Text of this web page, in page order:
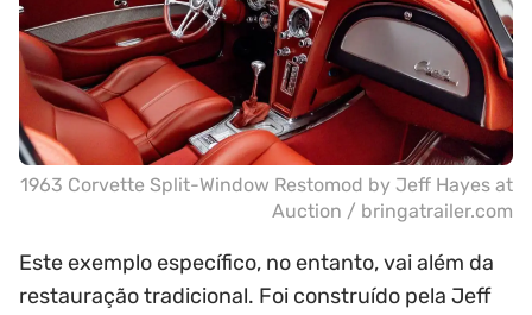
1963 Corvette Split-Window Restomod by Jeff Hayes at
Auction / bringatrailer.com
Este exemplo específico, no entanto, vai além da
restauração tradicional. Foi construído pela Jeff